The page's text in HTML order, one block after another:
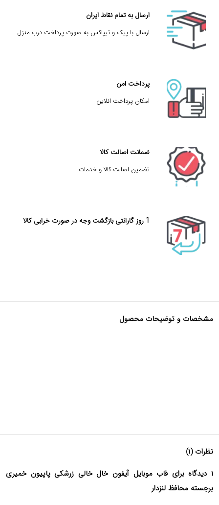
ارسال به تمام نقاط ایران
ارسال با پیک و تیپاکس به صورت پرداخت درب منزل
پرداخت امن
امکان پرداخت انلاین
ضمانت اصالت کالا
تضمین اصالت کالا و خدمات
1 روز گارانتی بازگشت وجه در صورت خرابی کالا
مشخصات و توضیحات محصول
نظرات (۱)
۱ دیدگاه برای قاب موبایل آیفون خال خالی زرشکی پاپیون خمیری
برجسته محافظ لنزدار